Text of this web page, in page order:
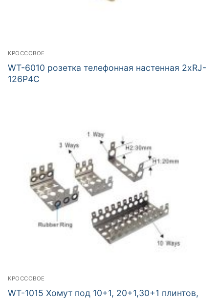
КРОССОВОЕ
WT-6010 розетка телефонная настенная 2хRJ-
126P4C
КРОССОВОЕ
WT-1015 Хомут под 10+1, 20+1,30+1 плинтов,